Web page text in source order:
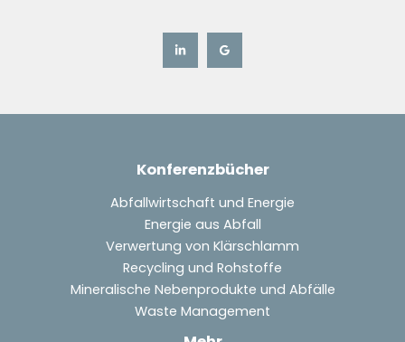
Konferenzbücher
Abfallwirtschaft und Energie
Energie aus Abfall
Verwertung von Klärschlamm
Recycling und Rohstoffe
Mineralische Nebenprodukte und Abfälle
Waste Management